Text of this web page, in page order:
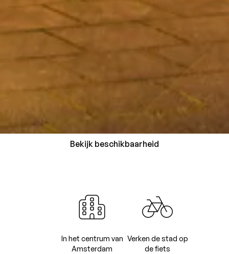
Bekijk beschikbaarheid
In het centrum van
Amsterdam
Verken de stad op
de fiets